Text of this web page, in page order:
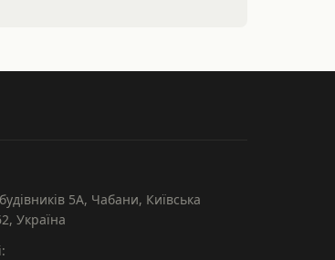
5А, Чабани, Київська
Україна